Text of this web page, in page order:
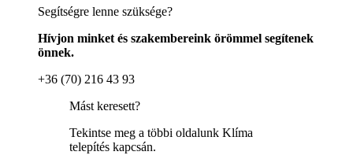
Segítségre lenne szüksége?
Hívjon minket és szakembereink örömmel segítenek
önnek.
+36 (70) 216 43 93
Mást keresett?
Tekintse meg a többi oldalunk Klíma
telepítés kapcsán.